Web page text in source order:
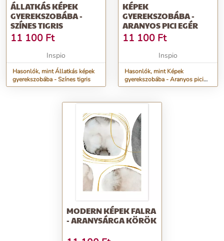
ÁLLATKÁS KÉPEK
GYEREKSZOBÁBA -
SZÍNES TIGRIS
11 100 Ft
Inspio
Hasonlók, mint Állatkás képek
gyerekszobába - Színes tigris
KÉPEK
GYEREKSZOBÁBA -
ARANYOS PICI EGÉR
11 100 Ft
Inspio
Hasonlók, mint Képek
gyerekszobába - Aranyos pici
egér
MODERN KÉPEK FALRA
- ARANYSÁRGA KÖRÖK